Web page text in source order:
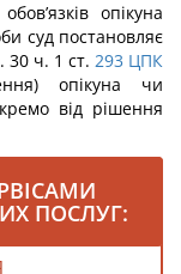
опікуна
суд постановляє
30 ч. 1 ст. 293 ЦПК
опікуна чи
від рішення
ПОСЛУГ: